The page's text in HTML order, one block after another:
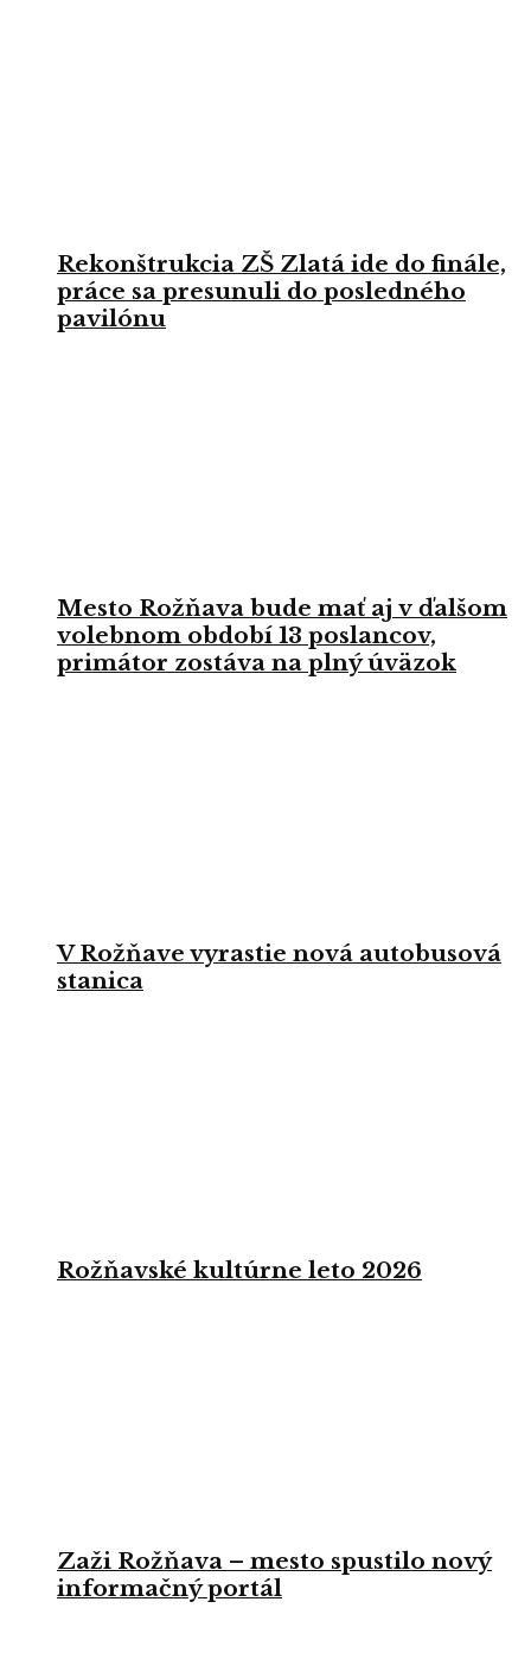
Rekonštrukcia ZŠ Zlatá ide do finále,
práce sa presunuli do posledného
pavilónu
Mesto Rožňava bude mať aj v ďalšom
volebnom období 13 poslancov,
primátor zostáva na plný úväzok
V Rožňave vyrastie nová autobusová
stanica
Rožňavské kultúrne leto 2026
Zaži Rožňava – mesto spustilo nový
informačný portál